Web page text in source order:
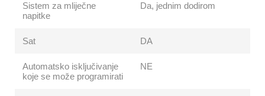
Sistem za mliječne
napitke
Da, jednim dodirom
Sat DA
Automatsko isključivanje
koje se može programirati
NE